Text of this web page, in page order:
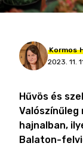
Kormos
2023. 11.
Hűvös és
hajnalban,
Balaton-